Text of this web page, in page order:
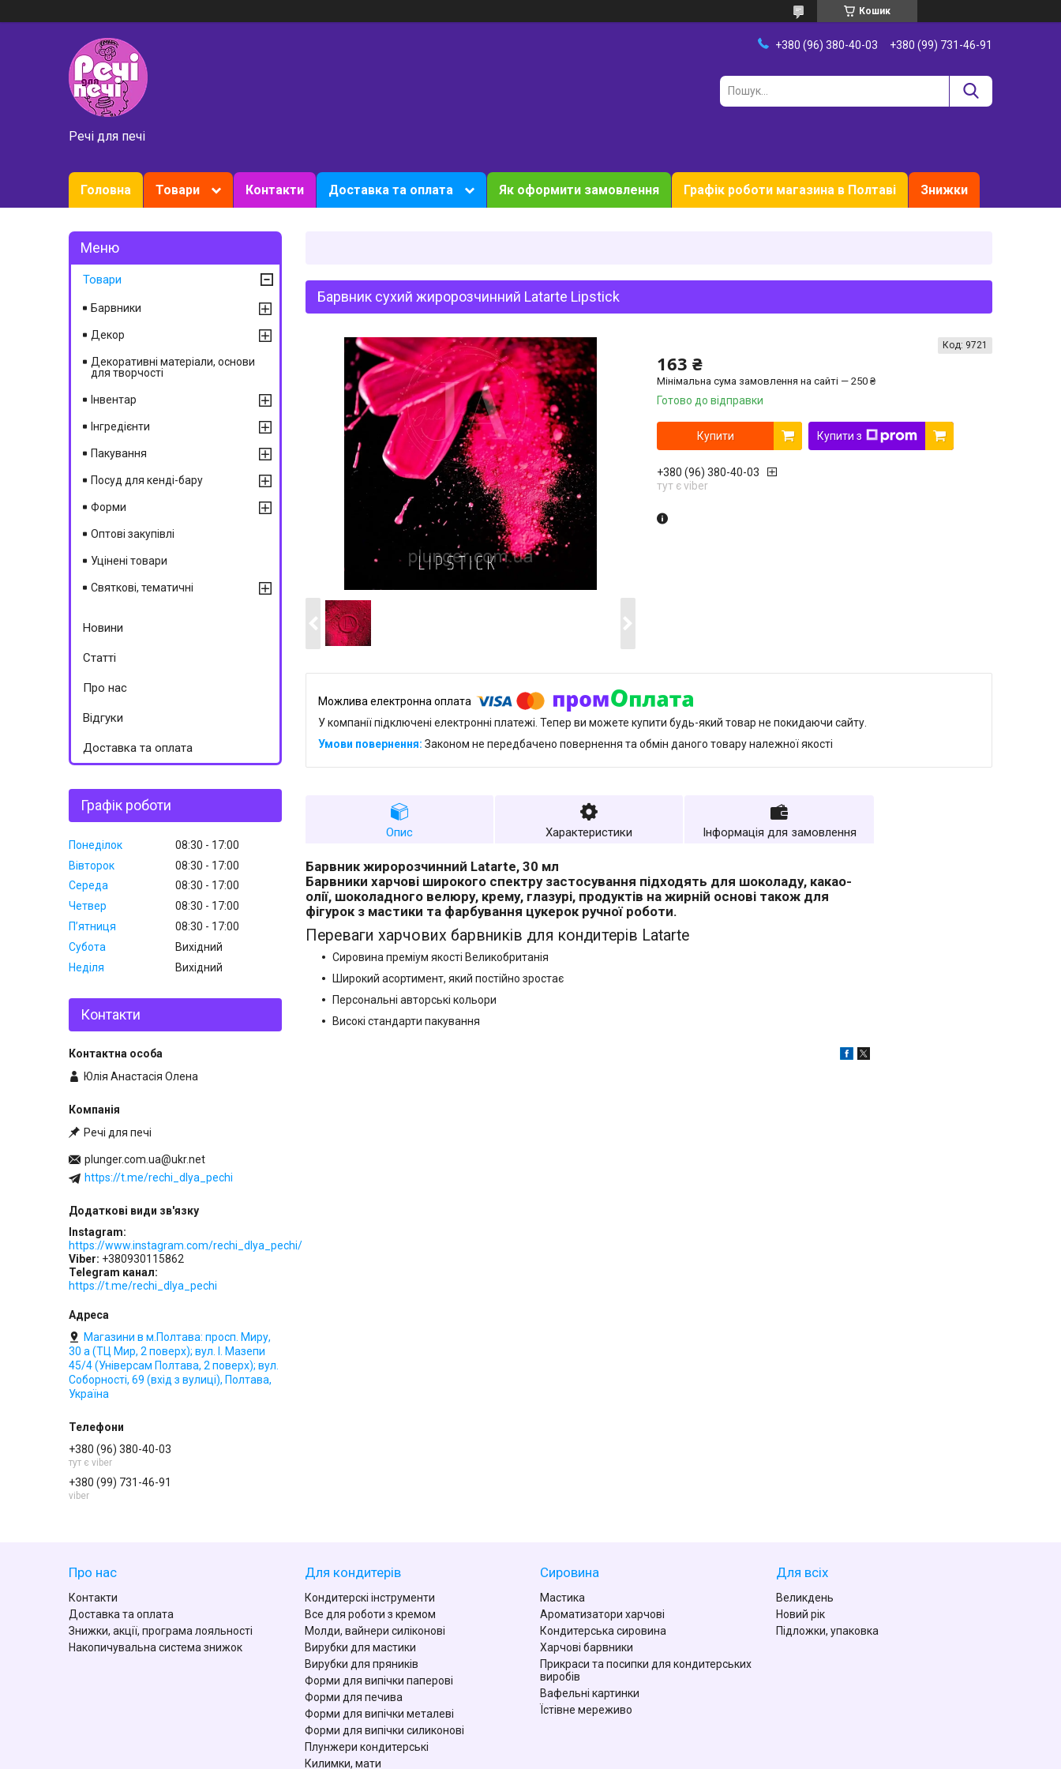
Кошик
Речі для печі
+380 (96) 380-40-03 +380 (99) 731-46-91
Головна Товари Контакти Доставка та оплата Як оформити замовлення Графік роботи магазина в Полтаві Знижки
Барвник сухий жиророзчинний Latarte Lipstick
163 ₴
Мінімальна сума замовлення на сайті — 250 ₴
Готово до відправки
Код: 9721
Купити Купити з
+380 (96) 380-40-03
тут є viber
У компанії підключені електронні платежі. Тепер ви можете купити будь-який товар не покидаючи сайту.
Законом не передбачено повернення та обмін даного товару належної якості
Опис Характеристики Інформація для замовлення
Барвник жиророзчинний Latarte, 30 мл
Барвники харчові широкого спектру застосування підходять для шоколаду, какао-
олії, шоколадного велюру, крему, глазурі, продуктів на жирній основі також для
фігурок з мастики та фарбування цукерок ручної роботи.
Переваги харчових барвників для кондитерів Latarte
Сировина преміум якості Великобританія
Широкий асортимент, який постійно зростає
Персональні авторські кольори
Високі стандарти пакування
Товари
Барвники
Декор
Декоративні матеріали, основи
для творчості
Інвентар
Інгредієнти
Пакування
Посуд для кенді-бару
Форми
Оптові закупівлі
Уцінені товари
Святкові, тематичні
Новини
Статті
Про нас
Відгуки
Доставка та оплата
Графік роботи
Понеділок 08:30
17:00
Вівторок
08:30
17:00
Середа
08:30
17:00
Четвер
08:30
17:00
Пʼятниця
08:30
17:00
Субота
Вихідний
Неділя
Вихідний
Контакти
Юлія Анастасія Олена
Речі для печі
plunger.com.ua@ukr.net
https://t.me/rechi_dlya_pechi
Instagram
https://www.instagram.com/rechi_dlya_pechi/
Viber +380930115862
Telegram канал
https://t.me/rechi_dlya_pechi
Магазини в м.Полтава: просп. Миру,
30 а (ТЦ Мир, 2 поверх); вул. І. Мазепи
45/4 (Універсам Полтава, 2 поверх); вул.
Соборності, 69 (вхід з вулиці), Полтава,
Україна
+380 (96) 380-40-03
тут є viber
+380 (99) 731-46-91
viber
Про нас
Контакти
Доставка та оплата
Знижки, акції, програма лояльності
Накопичувальна система знижок
Для кондитерів
Кондитерскі інструменти
Все для роботи з кремом
Молди, вайнери силіконові
Вирубки для мастики
Вирубки для пряників
Форми для випічки паперові
Форми для печива
Форми для випічки металеві
Форми для випічки силиконові
Плунжери кондитерські
Килимки, мати
Сировина
Мастика
Ароматизатори харчові
Кондитерська сировина
Харчові барвники
Прикраси та посипки для кондитерських
виробів
Вафельні картинки
Їстівне мереживо
Для всіх
Великдень
Новий рік
Підложки, упаковка